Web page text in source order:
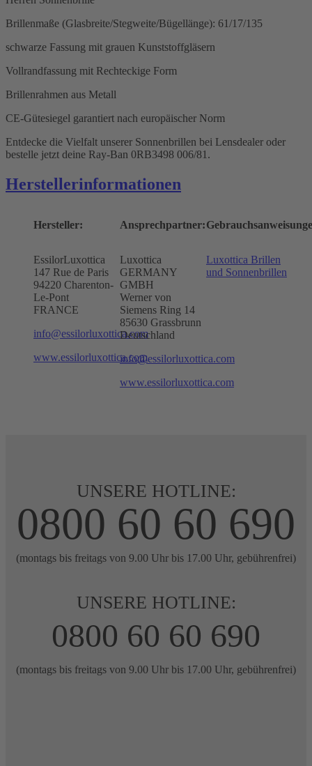
Brillenmaße (Glasbreite/Stegweite/Bügellänge): 61/17/135
schwarze Fassung mit grauen Kunststoffgläsern
Vollrandfassung mit Rechteckige Form
Brillenrahmen aus Metall
CE-Gütesiegel garantiert nach europäischer Norm
Entdecke die Vielfalt unserer Sonnenbrillen bei Lensdealer oder
bestelle jetzt deine Ray-Ban 0RB3498 006/81.
Herstellerinformationen
Hersteller:
EssilorLuxottica
147 Rue de Paris
94220 Charenton-
Le-Pont
FRANCE
info@essilorluxottica.com
www.essilorluxottica.com
Ansprechpartner:
Luxottica
GERMANY
GMBH
Werner von
Siemens Ring 14
85630 Grassbrunn
Deutschland
info@essilorluxottica.com
www.essilorluxottica.com
Luxottica Brillen
und Sonnenbrillen
UNSERE HOTLINE:
0800 60 60 690
(montags bis freitags von 9.00 Uhr bis 17.00 Uhr, gebührenfrei)
UNSERE HOTLINE:
0800 60 60 690
(montags bis freitags von 9.00 Uhr bis 17.00 Uhr, gebührenfrei)